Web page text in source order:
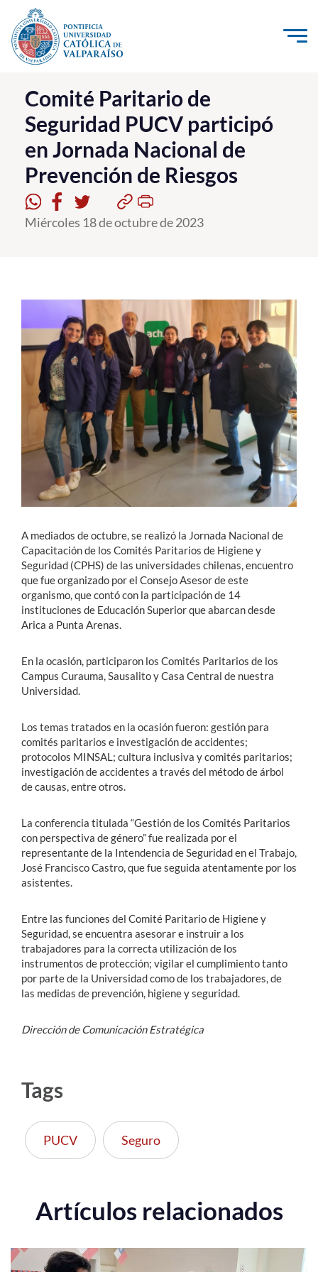
Click acá para ir directamente al contenido
La Universidad
Investigación, Creación e Innovación
PUCV Internacional
Vinculación con el Medio
Admisión
Formación Continua
Estudiantes
Académicos
Funcionarios
Alumni
English
Comité Paritario de
Seguridad PUCV participó
en Jornada Nacional de
Prevención de Riesgos
Miércoles 18 de octubre de 2023
A mediados de octubre, se realizó la Jornada Nacional de
Capacitación de los Comités Paritarios de Higiene y
Seguridad (CPHS) de las universidades chilenas, encuentro
que fue organizado por el Consejo Asesor de este
organismo, que contó con la participación de 14
instituciones de Educación Superior que abarcan desde
Arica a Punta Arenas.
En la ocasión, participaron los Comités Paritarios de los
Campus Curauma, Sausalito y Casa Central de nuestra
Universidad.
Los temas tratados en la ocasión fueron: gestión para
comités paritarios e investigación de accidentes;
protocolos MINSAL; cultura inclusiva y comités paritarios;
investigación de accidentes a través del método de árbol
de causas, entre otros.
La conferencia titulada “Gestión de los Comités Paritarios
con perspectiva de género” fue realizada por el
representante de la Intendencia de Seguridad en el Trabajo,
José Francisco Castro, que fue seguida atentamente por los
asistentes.
Entre las funciones del Comité Paritario de Higiene y
Seguridad, se encuentra asesorar e instruir a los
trabajadores para la correcta utilización de los
instrumentos de protección; vigilar el cumplimiento tanto
por parte de la Universidad como de los trabajadores, de
las medidas de prevención, higiene y seguridad.
Dirección de Comunicación Estratégica
Tags
PUCV Seguro
Artículos relacionados